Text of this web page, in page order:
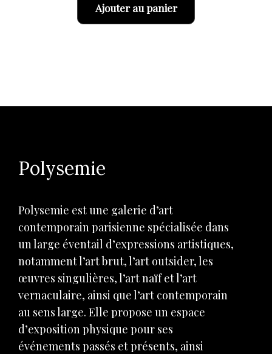
Ajouter au panier
Polysemie
Polysemie est une galerie d’art
contemporain parisienne spécialisée dans
un large éventail d’expressions artistiques,
notamment l’art brut, l’art outsider, les
œuvres singulières, l’art naïf et l’art
vernaculaire, ainsi que l’art contemporain
au sens large. Elle propose un espace
d’exposition physique pour ses
événements passés et présents, ainsi